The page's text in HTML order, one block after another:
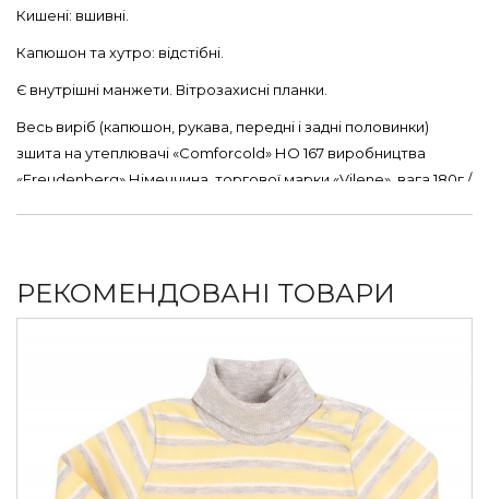
Кишені: вшивні.
Капюшон та хутро: відстібні.
Є внутрішні манжети. Вітрозахисні планки.
Весь виріб (капюшон, рукава, передні і задні половинки)
зшита на утеплювачі «Comforcold» НО 167 виробництва
«Freudenberg» Німеччина, торгової марки «Vilene», вага 180г /
РЕКОМЕНДОВАНІ ТОВАРИ